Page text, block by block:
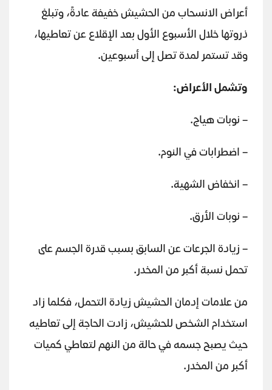
أعراض الانسحاب من الحشيش خفيفة عادةً، وتبلغ
ذروتها خلال الأسبوع الأول بعد الإقلاع عن تعاطيها،
وقد تستمر لمدة تصل إلى أسبوعين.
وتشمل الأعراض:
– نوبات هياج.
– اضطرابات في النوم.
– انخفاض الشهية.
– نوبات الأرق​.
– زيادة الجرعات عن السابق بسبب قدرة الجسم على
تحمل نسبة أكبر من المخدر.
من علامات إدمان الحشيش زيادة التحمل، فكلما زاد
استخدام الشخص للحشيش، زادت الحاجة إلى تعاطيه
حيث يصبح جسمه في حالة من النهم لتعاطي كميات
أكبر من المخدر.